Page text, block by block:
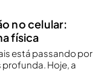
no celular:
física
está passando por
Hoje, a